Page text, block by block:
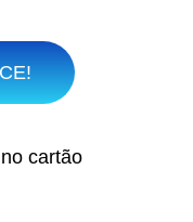
cartão